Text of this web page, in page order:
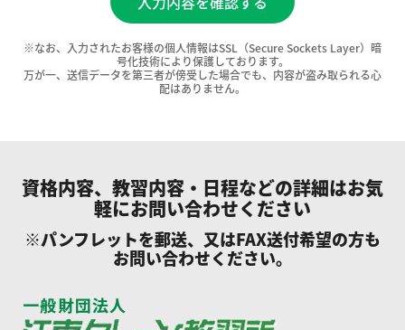
※なお、入力されたお客様の個人情報はSSL（Secure Sockets Layer）暗
号化技術により保護しております。
万が一、送信データを第三者が傍受した場合でも、内容が盗み取られる心
配はありません。
資格内容、教習内容・日程などの詳細はお気
軽にお問い合わせください
※パンフレットを郵送、又はFAX送付希望の方も
お問い合わせください。